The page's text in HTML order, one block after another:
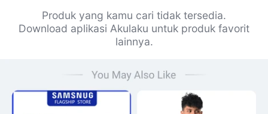
Produk yang kamu cari tidak tersedia.
Download aplikasi Akulaku untuk produk favorit
lainnya.